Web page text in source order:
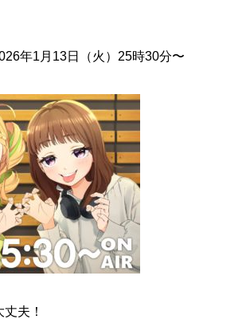
年1月13日（火）25時30分〜
夫！